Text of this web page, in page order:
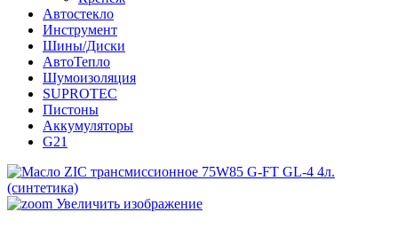
Автостекло
Инструмент
Шины/Диски
АвтоТепло
Шумоизоляция
SUPROTEC
Пистоны
Аккумуляторы
G21
Увеличить изображение